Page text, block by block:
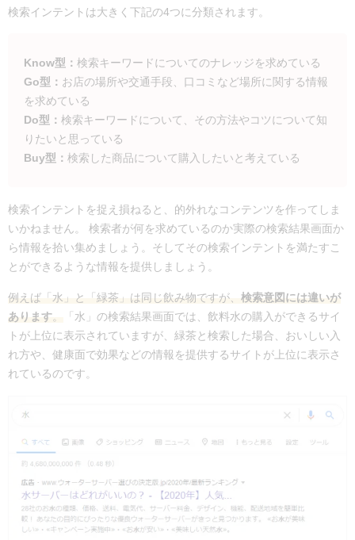
検索インテントは大きく下記の4つに分類されます。
Know型： 検索キーワードについてのナレッジを求めている
Go型： お店の場所や交通手段、口コミなど場所に関する情報
を求めている
Do型： 検索キーワードについて、その方法やコツについて知
りたいと思っている
Buy型： 検索した商品について購入したいと考えている
検索インテントを捉え損ねると、的外れなコンテンツを作ってしま
いかねません。 検索者が何を求めているのか実際の検索結果画面か
ら情報を拾い集めましょう。そしてその検索インテントを満たすこ
とができるような情報を提供しましょう。
例えば「水」と「緑茶」は同じ飲み物ですが、 検索意図には違いが
あります。
「水」の検索結果画面では、飲料水の購入ができるサイ
トが上位に表示されていますが、緑茶と検索した場合、おいしい入
れ方や、健康面で効果などの情報を提供するサイトが上位に表示さ
れているのです。